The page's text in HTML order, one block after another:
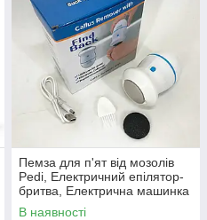
Пемза для п'ят від мозолів
Pedi, Електричний епілятор-
бритва, Електрична машинка
для чищення п'ят EU-11
В наявності